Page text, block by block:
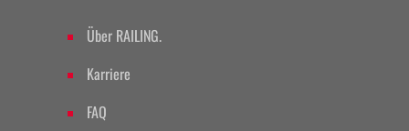
Über RAILING.
Karriere
FAQ